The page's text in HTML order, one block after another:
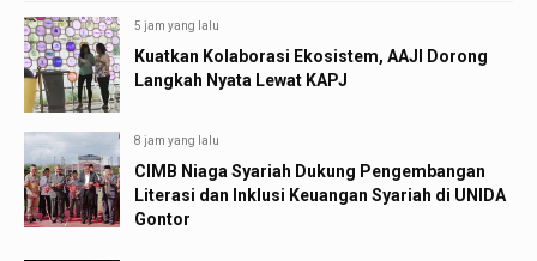
5 jam yang lalu
Kuatkan Kolaborasi Ekosistem, AAJI Dorong
Langkah Nyata Lewat KAPJ
8 jam yang lalu
CIMB Niaga Syariah Dukung Pengembangan
Literasi dan Inklusi Keuangan Syariah di UNIDA
Gontor